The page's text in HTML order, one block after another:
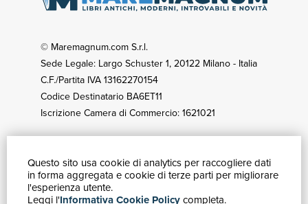
Questo sito usa cookie di analytics per raccogliere dati
in forma aggregata e cookie di terze parti per migliorare
l'esperienza utente.
Leggi l'Informativa Cookie Policycompleta.
© Maremagnum.com S.r.l.
Sede Legale: Largo Schuster 1, 20122 Milano - Italia
C.F./Partita IVA 13162270154
Codice Destinatario BA6ET11
Iscrizione Camera di Commercio: 1621021
GUIDA ACQUISTI
Catalogo
Ricerca avanzata